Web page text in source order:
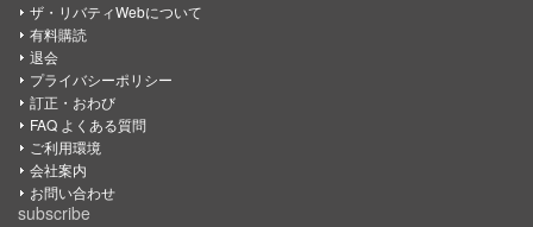
ザ・リバティWebについて
有料購読
退会
プライバシーポリシー
訂正・おわび
FAQ よくある質問
ご利用環境
会社案内
お問い合わせ
subscribe